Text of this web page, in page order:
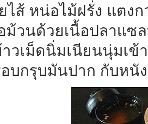
ไส้ หน่อไม้ฝรั่ง แตง
ม้วนด้วยเนื้อปลาแซ
วเม็ดนิ่มเนียนนุ่มเ
อบกรุบมันปาก กับห